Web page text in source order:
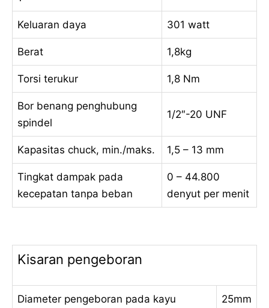
Keluaran daya 301 watt
Berat 1,8kg
Torsi terukur 1,8 Nm
Bor benang penghubung
spindel
1/2″-20 UNF
Kapasitas chuck, min./maks. 1,5 – 13 mm
Tingkat dampak pada
kecepatan tanpa beban
0 – 44.800
denyut per menit
Kisaran pengeboran
Diameter pengeboran pada kayu 25mm